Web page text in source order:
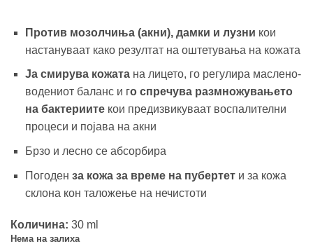
Против мозолчиња (акни), дамки и лузни кои
настануваат како резултат на оштетувања на кожата
Ја смирува кожатана лицето, го регулира маслено-
водениот баланс и го спречува размножувањето
на бактериитекои предизвикуваат воспалителни
процеси и појава на акни
Брзо и лесно се абсорбира
Погоден за кожа за време на пубертети за кожа
склона кон таложење на нечистоти
Количина: 30 ml
Нема на залиха